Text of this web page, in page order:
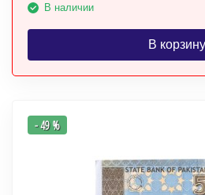
В наличии
В корзину
- 49 %